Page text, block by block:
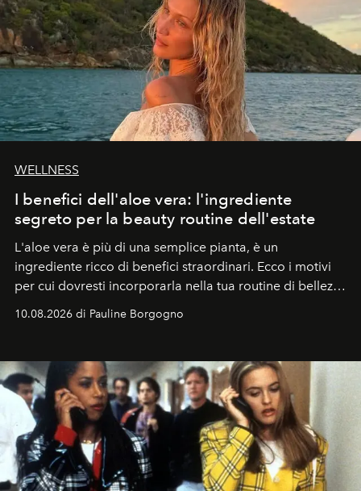
WELLNESS
I benefici dell'aloe vera: l'ingrediente
segreto per la beauty routine dell'estate
L'aloe vera è più di una semplice pianta, è un
ingrediente ricco di benefici straordinari. Ecco i motivi
per cui dovresti incorporarla nella tua routine di bellezza
e benessere.
10.08.2026 di Pauline Borgogno